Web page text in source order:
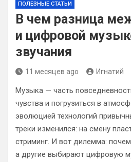
ПОЛЕЗНЫЕ СТАТЬИ
В чем разница
и цифровой
звучания
11 месяцев ago Игнатий
Музыка — часть
чувства и погрузиться в
эволюцией технологий
треки изменился: на смену
стриминг. И вот дилемма:
а другие выбирают цифровую